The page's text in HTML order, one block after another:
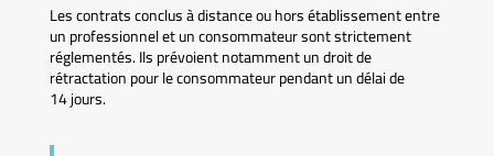
Les contrats conclus à distance ou hors établissement entre
un professionnel et un consommateur sont strictement
réglementés. Ils prévoient notamment un droit de
rétractation pour le consommateur pendant un délai de
14 jours.